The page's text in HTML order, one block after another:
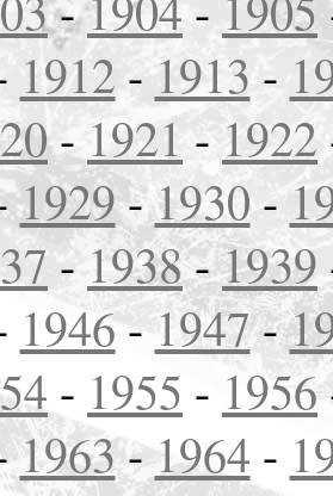
1912 -1913-
-1921 - 1922
1929-1930-
-1938-1939
1946-1947-
- 1955 - 1956
1963-1964 -